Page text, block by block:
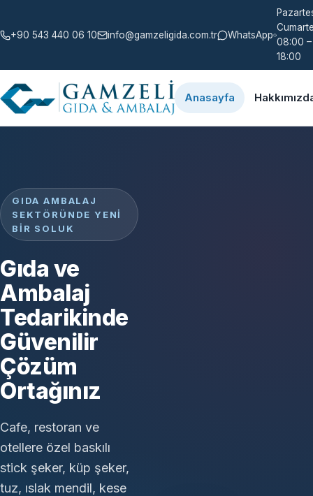
+90 543 440 06 10 info@gamzeligida.com.tr WhatsApp
08:00 –
18:00
Anasayfa
GIDA AMBALAJ
SEKTÖRÜNDE YENI
BIR SOLUK
Gıda ve
Ambalaj
Tedarikinde
Güvenilir
Çözüm
Ortağınız
Cafe, restoran ve
otellere özel baskılı
stick şeker, küp şeker,
tuz, ıslak mendil, kese